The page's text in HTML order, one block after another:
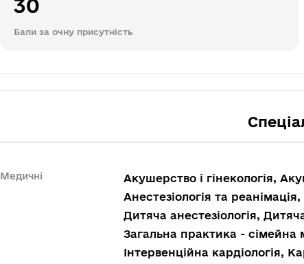
30
Бали за очну присутність
Медичні
Акушерство і гінекологія,
Анестезіологія та
Дитяча анестезіологія,
Загальна практика - сімейна
Інтервенційна кардіологія,